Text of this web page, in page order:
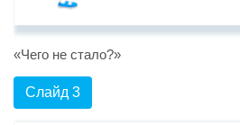
«Чего не стало?»
Слайд 3